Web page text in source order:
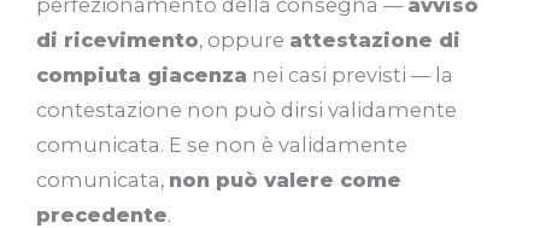
di ricevimento, oppure attestazione di
compiuta giacenza nei casi previsti — la
contestazione non può dirsi validamente
comunicata. E se non è validamente
comunicata, non può valere come
precedente.